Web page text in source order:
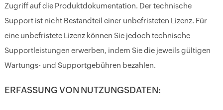
Zugriff auf die Produktdokumentation. Der technische
Support ist nicht Bestandteil einer unbefristeten Lizenz. Für
eine unbefristete Lizenz können Sie jedoch technische
Supportleistungen erwerben, indem Sie die jeweils gültigen
Wartungs- und Supportgebühren bezahlen.
ERFASSUNG VON NUTZUNGSDATEN: